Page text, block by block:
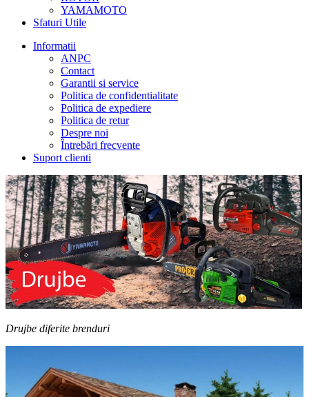
YAMAMOTO
Sfaturi Utile
Informatii
ANPC
Contact
Garantii si service
Politica de confidentialitate
Politica de expediere
Politica de retur
Despre noi
Întrebări frecvente
Suport clienti
Drujbe diferite brenduri